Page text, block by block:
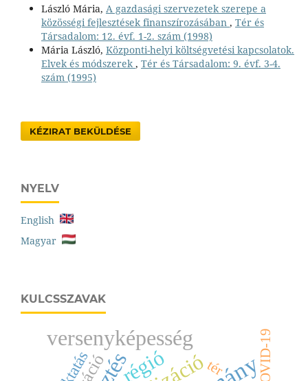
László Mária, A gazdasági szervezetek szerepe a
közösségi fejlesztések finanszírozásában , Tér és
Társadalom: 12. évf. 1-2. szám (1998)
Mária László, Központi-helyi költségvetési kapcsolatok.
Elvek és módszerek , Tér és Társadalom: 9. évf. 3-4.
szám (1995)
KÉZIRAT BEKÜLDÉSE
NYELV
English
Magyar
KULCSSZAVAK
versenyképesség
régió COVID-19
tér